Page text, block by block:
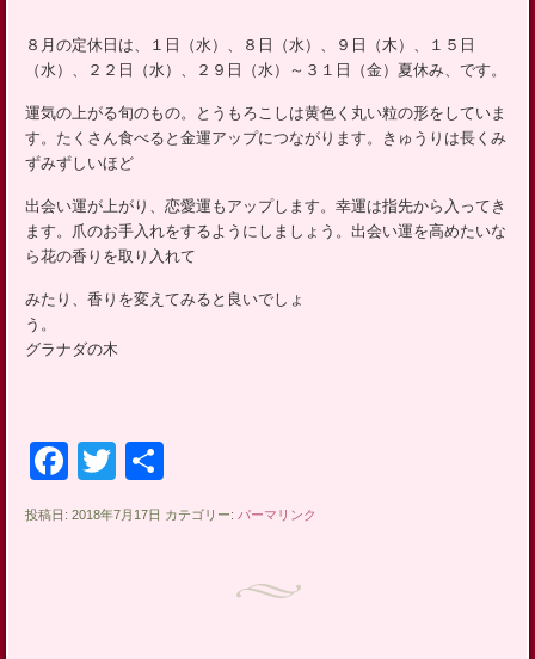
へ
ス
キ
ッ
プ
８月の定休日は、１日（水）、８日（水）、９日（木）、１５日
（水）、２２日（水）、２９日（水）～３１日（金）夏休み、です。
運気の上がる旬のもの。とうもろこしは黄色く丸い粒の形をしていま
す。たくさん食べると金運アップにつながります。きゅうりは長くみ
ずみずしいほど
出会い運が上がり、恋愛運もアップします。幸運は指先から入ってき
ます。爪のお手入れをするようにしましょう。出会い運を高めたいな
ら花の香りを取り入れて
みたり、香りを変えてみると良いでしょ
う
グラナダの木
Facebook
Twitter
有
投稿日: 2018年7月17日 カテゴリー: パーマリンク